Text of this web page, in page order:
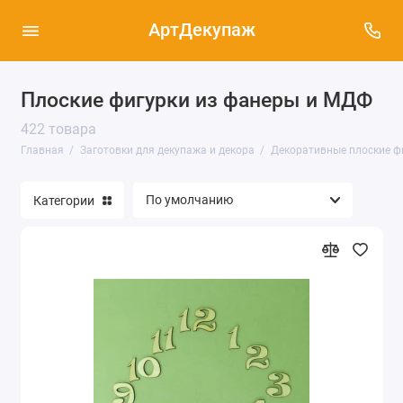
АртДекупаж
Плоские фигурки из фанеры и МДФ
422 товара
Главная Заготовки для декупажа и декора Декоративные плоские
Декоративные плоские фигурки из фанеры
и МДФ (422)
Заготовки из кожи (19)
Заготовки из металла (33)
Заготовки из стекла и пластика (101)
Категории